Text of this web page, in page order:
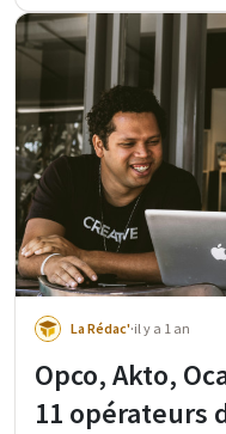
La Rédac'·il y a 1 an
Opco, Akto,
11 opérateurs